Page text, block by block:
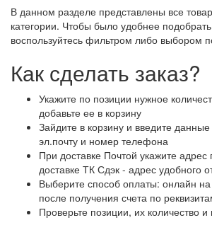
В данном разделе представлены все
категории. Чтобы было удобнее
воспользуйтесь фильтром либо выбором
Как сделать заказ?
Укажите по позиции нужное
добавьте ее в корзину
Зайдите в корзину и введите
эл.почту и номер телефона
При доставке Почтой укажите
доставке ТК Сдэк - адрес удобного
Выберите способ оплаты: онлайн на
после получения счета по
Проверьте позиции, их количество и